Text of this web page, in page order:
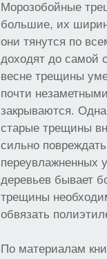
Морозобойные
большие, их
они тянутся по
доходят до самой
весне трещины
почти
закрываются.
старые трещины
сильно
переувлажненных
деревьев бывает
трещины
обвязать
По материалам